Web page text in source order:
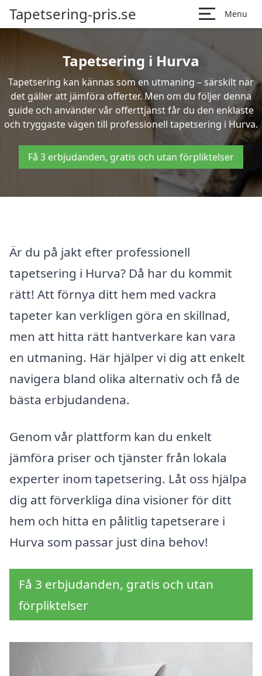
Tapetsering-pris.se Menu
Tapetsering i Hurva
Tapetsering kan kännas som en utmaning – särskilt när
det gäller att jämföra offerter. Men om du följer denna
guide och använder vår offerttjänst får du den enklaste
och tryggaste vägen till professionell tapetsering i Hurva.
Få 3 erbjudanden, gratis och utan förpliktelser
Är du på jakt efter professionell
tapetsering i Hurva? Då har du kommit
rätt! Att förnya ditt hem med vackra
tapeter kan verkligen göra en skillnad,
men att hitta rätt hantverkare kan vara
en utmaning. Här hjälper vi dig att enkelt
navigera bland olika alternativ och få de
bästa erbjudandena.
Genom vår plattform kan du enkelt
jämföra priser och tjänster från lokala
experter inom tapetsering. Låt oss hjälpa
dig att förverkliga dina visioner för ditt
hem och hitta en pålitlig tapetserare i
Hurva som passar just dina behov!
Få 3 erbjudanden, gratis och utan
förpliktelser